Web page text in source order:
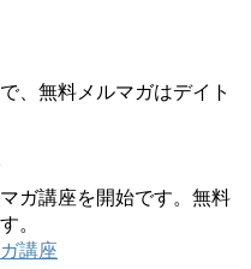
、無料メルマガはデイト
ガ講座を開始です。無料
。
講座